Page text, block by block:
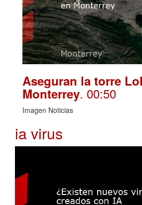
Aseguran la torre
Monterrey. 00:50
Imagen Noticias
ia virus